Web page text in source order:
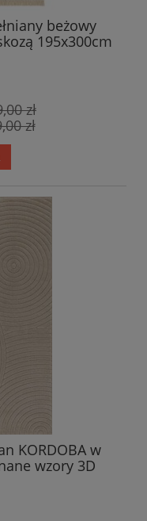
beżowy
195x300cm
zł
zł
KORDOBA w
wzory 3D